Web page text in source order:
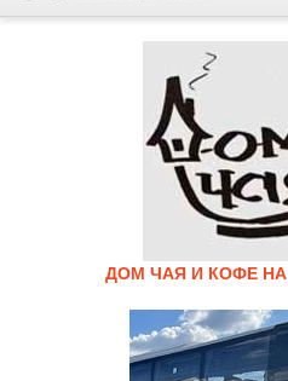
ДОМ ЧАЯ И КОФЕ